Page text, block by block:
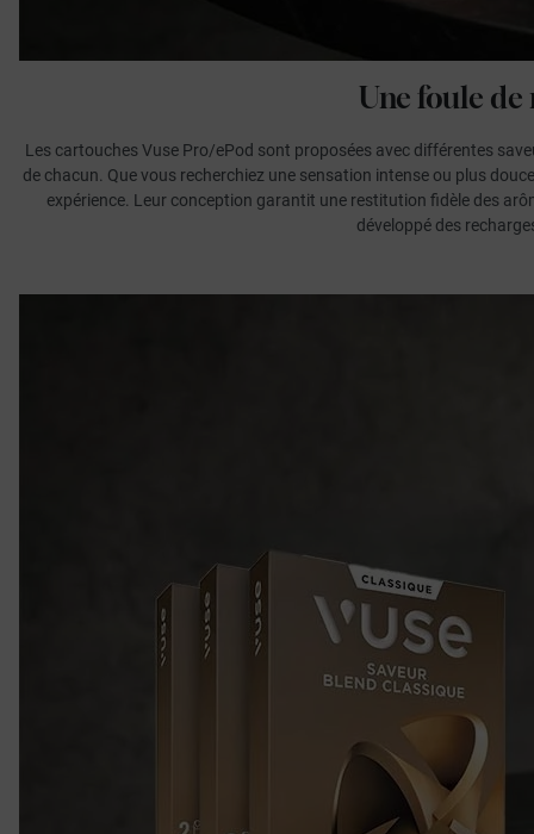
Une foule de
Les cartouches Vuse Pro/ePod sont proposées avec différentes
de chacun. Que vous recherchiez une sensation intense ou plus
expérience. Leur conception garantit une restitution fidèle des
développé des